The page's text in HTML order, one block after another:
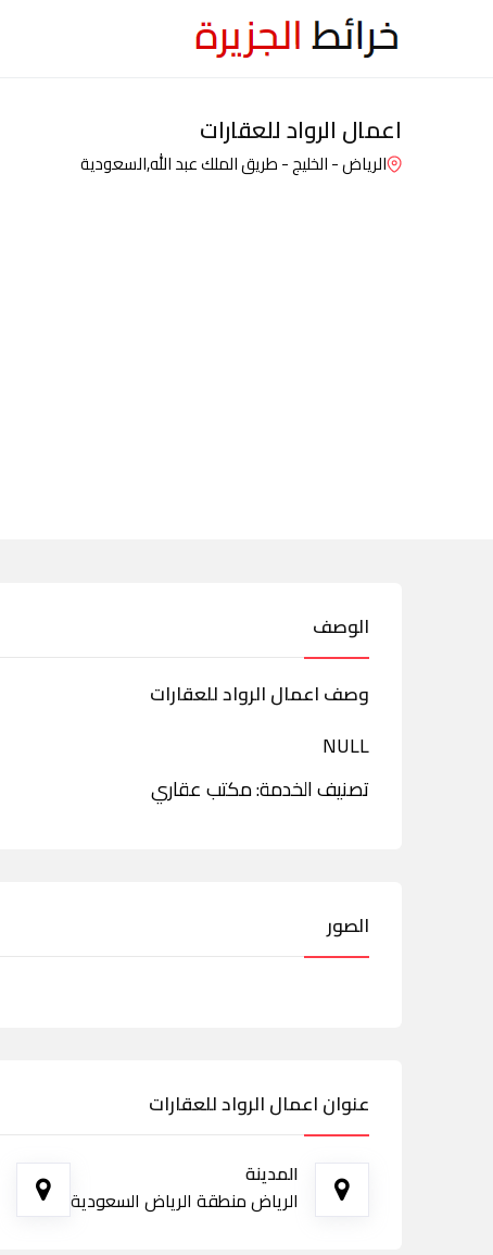
اعمال الرواد للعقارات
الرياض - الخليج - طريق الملك عبد الله,السعودية
الوصف
وصف اعمال الرواد للعقارات
NULL
تصنيف الخدمة: مكتب عقاري
الصور
عنوان اعمال الرواد للعقارات
المدينة
الرياض منطقة الرياض السعودية